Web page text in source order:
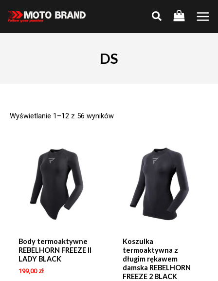
Main
DS
Wyświetlanie 1–12 z 56 wyników
Body termoaktywne
REBELHORN FREEZE II
LADY BLACK
199,00 zł
Koszulka
termoaktywna z
długim rękawem
damska REBELHORN
FREEZE 2 BLACK